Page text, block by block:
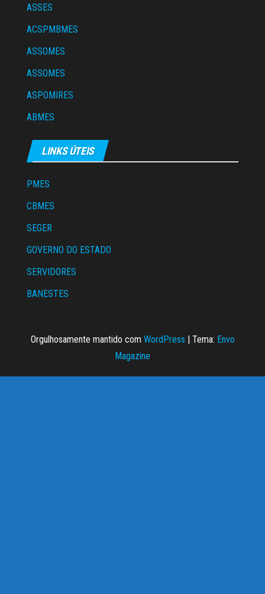
ASSES
ACSPMBMES
ASSOMES
ASSOMES
ASPOMIRES
ABMES
LINKS ÚTEIS
PMES
CBMES
SEGER
GOVERNO DO ESTADO
SERVIDORES
BANESTES
Orgulhosamente mantido com WordPress | Tema: Envo
Magazine